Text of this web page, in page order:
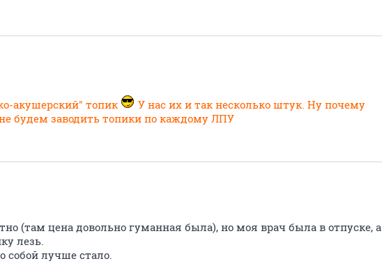
акушерский" топик
У нас их и так несколько штук. Ну почему
будем заводить топики по каждому ЛПУ
(там цена довольно гуманная была), но моя врач была в отпуске, а
лезь.
собой лучше стало.